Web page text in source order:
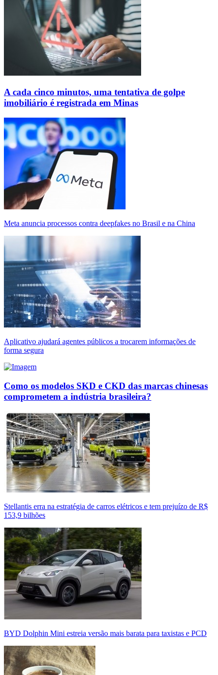
A cada cinco minutos, uma tentativa de golpe
imobiliário é registrada em Minas
Meta anuncia processos contra deepfakes no Brasil e na China
Aplicativo ajudará agentes públicos a trocarem informações de
forma segura
Como os modelos SKD e CKD das marcas chinesas
comprometem a indústria brasileira?
Stellantis erra na estratégia de carros elétricos e tem prejuízo de R$
153,9 bilhões
BYD Dolphin Mini estreia versão mais barata para taxistas e PCD